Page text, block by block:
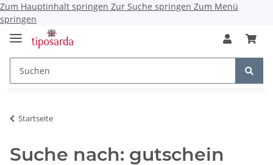
Zum Hauptinhalt springen Zur Suche springen Zum Menü
springen
Startseite
Suche nach: gutschein